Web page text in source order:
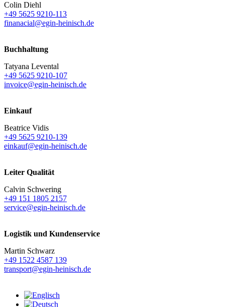
Colin Diehl
+49 5625 9210-113
finanacial@egin-heinisch.de
Buchhaltung
Tatyana Levental
+49 5625 9210-107
invoice@egin-heinisch.de
Einkauf
Beatrice Vidis
+49 5625 9210-139
einkauf@egin-heinisch.de
Leiter Qualität
Calvin Schwering
+49 151 1805 2157
service@egin-heinisch.de
Logistik und Kundenservice
Martin Schwarz
+49 1522 4587 139
transport@egin-heinisch.de